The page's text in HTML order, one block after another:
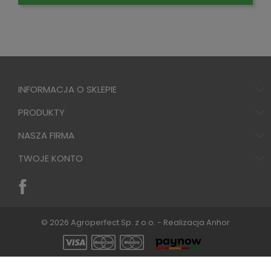
INFORMACJA O SKLEPIE
PRODUKTY
NASZA FIRMA
TWOJE KONTO
© 2026 Agroperfect Sp. z o.o. - Realizacja Anhor